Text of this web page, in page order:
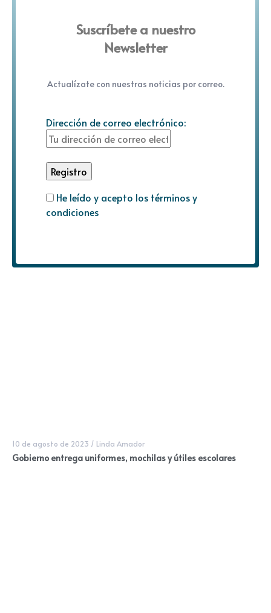
Suscríbete a nuestro
Newsletter
Actualízate con nuestras noticias por correo.
Dirección de correo electrónico:
He leído y acepto los términos y
condiciones
10 de agosto de 2023 / Linda Amador
Gobierno entrega uniformes, mochilas y útiles escolares